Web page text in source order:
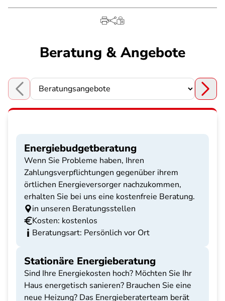
Beratung & Angebote
Choose a section
Energiebudgetberatung
Wenn Sie Probleme haben, Ihren
Zahlungsverpflichtungen gegenüber ihrem
örtlichen Energieversorger nachzukommen,
erhalten Sie bei uns eine kostenfreie Beratung.
in unseren Beratungsstellen
Kosten: kostenlos
Beratungsart: Persönlich vor Ort
Stationäre Energieberatung
Sind Ihre Energiekosten hoch? Möchten Sie Ihr
Haus energetisch sanieren? Brauchen Sie eine
neue Heizung? Das Energieberaterteam berät